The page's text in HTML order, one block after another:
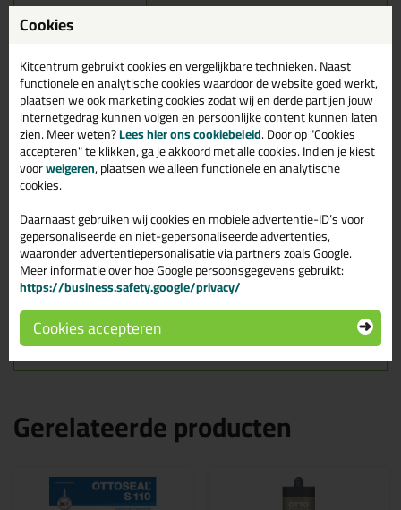
Ottoseal S110 400ml in
Antraciet C155
Zoek je kit in een specifieke kleur? Gevonden! Deze sanitairkit
Ottoseal S110 400ml in de kleur Antraciet C155 is te gebruiken
voor verschillende toepassingen. Een duurzame en veelzijdige kit
welke makkelijk te verwerken is. Perfect als je een bijpassende
kleur zoekt met gegarandeerd een topresultaat. Bestel de
Ottoseal S110 400ml in kleur Antraciet C155 vandaag nog! Op
voorraad en op werkdagen besteld = morgen in huis.
Wil je meer weten over de toepassing en kenmerken van dit
product?Lees alles over dit product >
Tips & tricks voor Ottoseal S110
400ml
In de volgende blogs wordt dit product gebruikt:
Hoe kan je kit verwijderen?
Gerelateerde producten
Cookies
Kitcentrum gebruikt cookies en vergelijkbare technieken. Naast
functionele en analytische cookies waardoor de website goed werkt,
plaatsen we ook marketing cookies zodat wij en derde partijen jouw
internetgedrag kunnen volgen en persoonlijke content kunnen laten
zien. Meer weten?Lees hier ons cookiebeleid. Door op "Cookies
accepteren" te klikken, ga je akkoord met alle cookies. Indien je kiest
voorweigeren, plaatsen we alleen functionele en analytische
cookies.
Daarnaast gebruiken wij cookies en mobiele advertentie-ID’s voor
gepersonaliseerde en niet-gepersonaliseerde advertenties,
waaronder advertentiepersonalisatie via partners zoals Google.
Meer informatie over hoe Google persoonsgegevens gebruikt:
https://business.safety.google/privacy/
Cookies accepteren